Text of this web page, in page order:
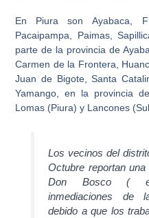
En Piura sonAyabaca,
Pacaipampa, Paimas,
parte de la provincia de
Carmen de la Frontera,
Juan de Bigote, Santa
Yamango, en la provincia
Lomas (Piura) y Lancones
Los vecinos del
Octubre reportan
Don Bosco (
inmediaciones de
debido a que los